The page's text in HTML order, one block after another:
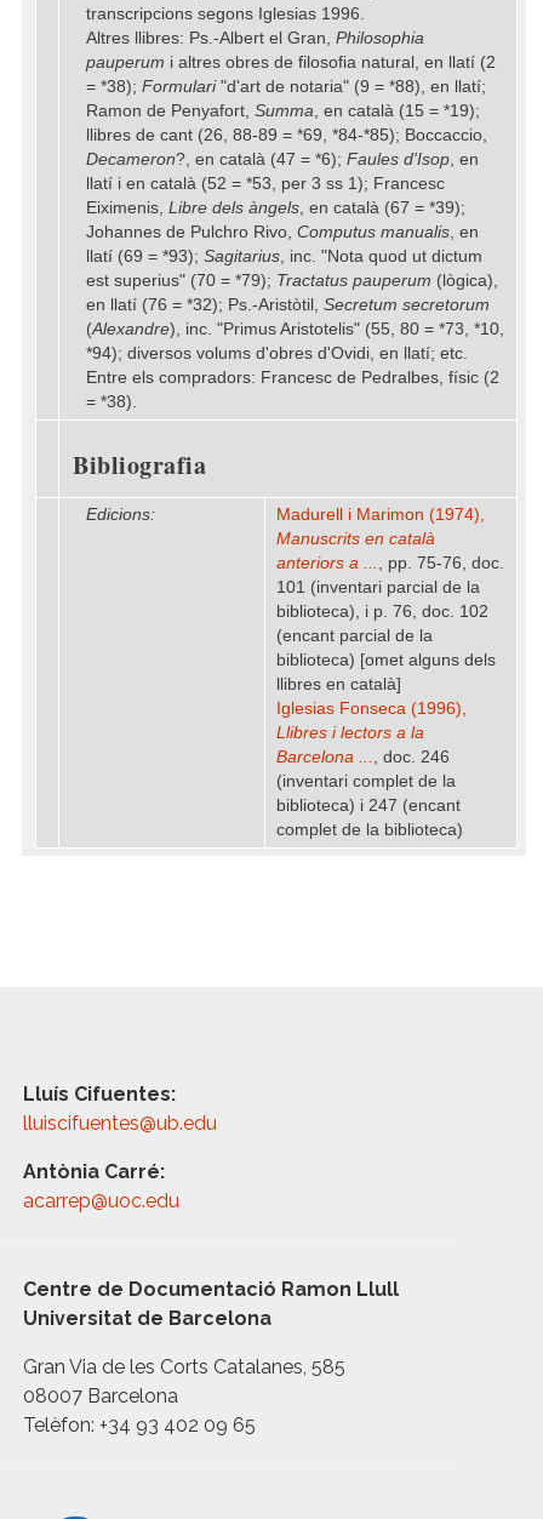
transcripcions segons Iglesias 1996.
Altres llibres: Ps.-Albert el Gran, Philosophia
pauperum i altres obres de filosofia natural, en llatí (2
= *38); Formulari"d'art de notaria" (9 = *88), en llatí;
Ramon de Penyafort, Summa, en català (15 = *19);
llibres de cant (26, 88-89 = *69, *84-*85); Boccaccio,
Decameron?, en català (47 = *6); Faules d'Isop, en
llatí i en català (52 = *53, per 3 ss 1); Francesc
Eiximenis, Libre dels àngels, en català (67 = *39);
Johannes de Pulchro Rivo, Computus manualis, en
llatí (69 = *93); Sagitarius, inc. "Nota quod ut dictum
est superius" (70 = *79); Tractatus pauperum (lògica),
en llatí (76 = *32); Ps.-Aristòtil, Secretum secretorum
(Alexandre), inc. "Primus Aristotelis" (55, 80 = *73, *10,
*94); diversos volums d'obres d'Ovidi, en llatí; etc.
Entre els compradors: Francesc de Pedralbes, físic (2
= *38).
Bibliografia
Edicions:
Madurell i Marimon (1974),
Manuscrits en català
anteriors a ... , pp. 75-76, doc.
101 (inventari parcial de la
biblioteca), i p. 76, doc. 102
(encant parcial de la
biblioteca) [omet alguns dels
llibres en català]
Iglesias Fonseca (1996),
Llibres i lectors a la
Barcelona ... , doc. 246
(inventari complet de la
biblioteca) i 247 (encant
complet de la biblioteca)
Lluís Cifuentes:
lluiscifuentes@ub.edu
Antònia Carré:
acarrep@uoc.edu
Centre de Documentació Ramon Llull
Universitat de Barcelona
Gran Via de les Corts Catalanes, 585
08007 Barcelona
Telèfon: +34 93 402 09 65